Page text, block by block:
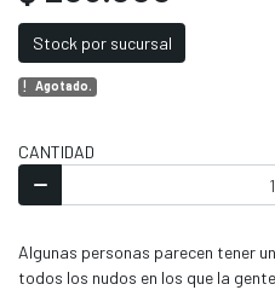
Stock por sucursal
Agotado.
CANTIDAD
Algunas personas parecen tener
todos los nudos en los que la